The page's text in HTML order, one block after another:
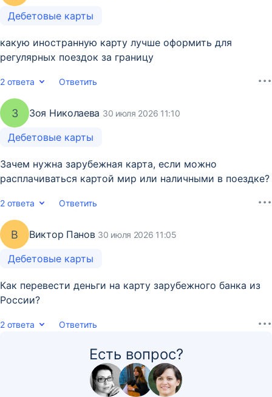
Дебетовые карты
какую иностранную карту лучше оформить для
регулярных поездок за границу
2 ответа Ответить
З Зоя Николаева 30 июля 2026 11:10
Дебетовые карты
Зачем нужна зарубежная карта, если можно
расплачиваться картой мир или наличными в поездке?
2 ответа Ответить
В Виктор Панов 30 июля 2026 11:05
Дебетовые карты
Как перевести деньги на карту зарубежного банка из
России?
2 ответа Ответить
Есть вопрос?